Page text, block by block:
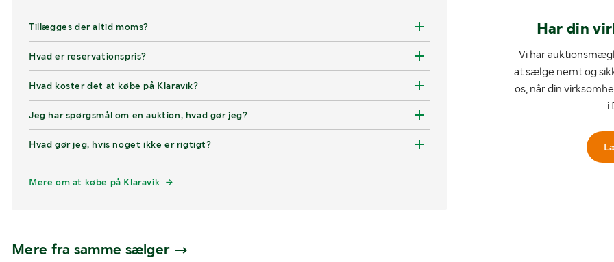
Tillægges der altid moms?
Hvad er reservationspris?
Hvad koster det at købe på Klaravik?
Jeg har spørgsmål om en auktion, hvad gør jeg?
Hvad gør jeg, hvis noget ikke er rigtigt?
Mere om at købe på Klaravik
Har din
Vi har
at sælge nemt og
os, når din
i
Mere fra samme sælger